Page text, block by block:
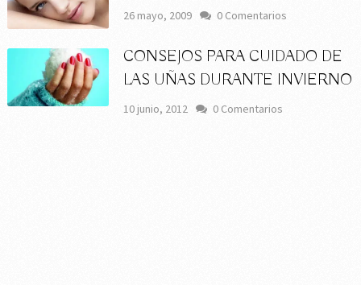
26 mayo, 2009 0 Comentarios
CONSEJOS PARA CUIDADO DE
LAS UÑAS DURANTE INVIERNO
10 junio, 2012 0 Comentarios